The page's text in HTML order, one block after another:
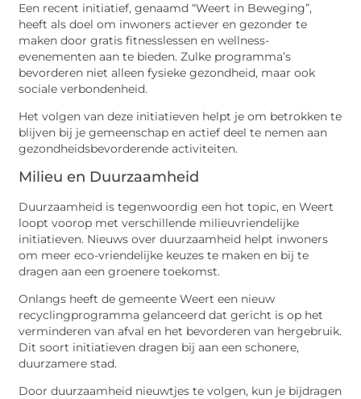
Een recent initiatief, genaamd “Weert in Beweging”,
heeft als doel om inwoners actiever en gezonder te
maken door gratis fitnesslessen en wellness-
evenementen aan te bieden. Zulke programma’s
bevorderen niet alleen fysieke gezondheid, maar ook
sociale verbondenheid.
Het volgen van deze initiatieven helpt je om betrokken te
blijven bij je gemeenschap en actief deel te nemen aan
gezondheidsbevorderende activiteiten.
Milieu en Duurzaamheid
Duurzaamheid is tegenwoordig een hot topic, en Weert
loopt voorop met verschillende milieuvriendelijke
initiatieven. Nieuws over duurzaamheid helpt inwoners
om meer eco-vriendelijke keuzes te maken en bij te
dragen aan een groenere toekomst.
Onlangs heeft de gemeente Weert een nieuw
recyclingprogramma gelanceerd dat gericht is op het
verminderen van afval en het bevorderen van hergebruik.
Dit soort initiatieven dragen bij aan een schonere,
duurzamere stad.
Door duurzaamheid nieuwtjes te volgen, kun je bijdragen